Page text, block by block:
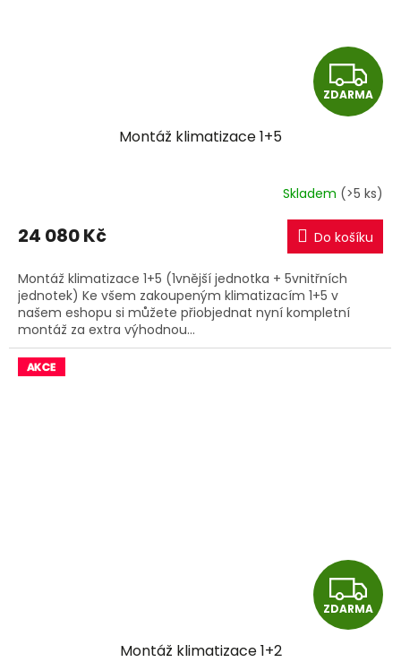
Z
D
R
M
A
ZDARMA
Montáž klimatizace 1+5
Skladem (>5 ks)
24 080 Kč Do košíku
Montáž klimatizace 1+5 (1vnější jednotka + 5vnitřních
jednotek) Ke všem zakoupeným klimatizacím 1+5 v
našem eshopu si můžete přiobjednat nyní kompletní
montáž za extra výhodnou...
Z
D
ZDARMA
Montáž klimatizace 1+2